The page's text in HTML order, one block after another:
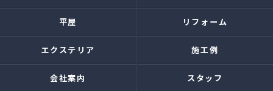
平屋 リフォーム
エクステリア 施工例
会社案内 スタッフ